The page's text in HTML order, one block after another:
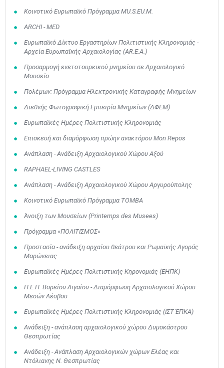
Κοινοτικό Ευρωπαϊκό Πρόγραμμα MU.S.EU.M.
ARCHI - MED
Ευρωπαϊκό Δίκτυο Εργαστηρίων Πολιτιστικής Κληρονομιάς -
Αρχεία Ευρωπαϊκής Αρχαιολογίας (AR.E.A.)
Προσαρμογή ενετοτουρκικού μνημείου σε Αρχαιολογικό
Μουσείο
Πολέμων: Πρόγραμμα Ηλεκτρονικής Καταγραφής Μνημείων
Διεθνής Φωτογραφική Εμπειρία Μνημείων (ΔΦΕΜ)
Ευρωπαϊκές Ημέρες Πολιτιστικής Κληρονομιάς
Επισκευή και διαμόρφωση πρώην ανακτόρου Mon Repos
Ανάπλαση - Ανάδειξη Αρχαιολογικού Χώρου Αξού
RAPHAEL-LIVING CASTLES
Ανάπλαση - Ανάδειξη Αρχαιολογικού Χώρου Αργυρούπολης
Κοινοτικό Ευρωπαϊκό Πρόγραμμα TOMBA
Άνοιξη των Μουσείων (Printemps des Musees)
Πρόγραμμα «ΠΟΛΙΤΙΣΜΟΣ»
Προστασία - ανάδειξη αρχαίου θεάτρου και Ρωμαϊκής Αγοράς
Μαρώνειας
Ευρωπαϊκές Ημέρες Πολιτιστικής Κηρονομιάς (EΗΠΚ)
Π.Ε.Π. Βορείου Αιγαίου - Διαμόρφωση Αρχαιολογικού Χώρου
Μεσών Λέσβου
Ευρωπαϊκές Ημέρες Πολιτιστικής Κληρονομιάς (ΙΣΤ΄ΕΠΚΑ)
Ανάδειξη - ανάπλαση αρχαιολογικού χώρου Δυμοκάστρου
Θεσπρωτίας
Ανάδειξη - Ανάπλαση Αρχαιολογικών χώρων Ελέας και
Ντόλιανης Ν. Θεσπρωτίας